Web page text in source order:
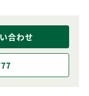
合わせ